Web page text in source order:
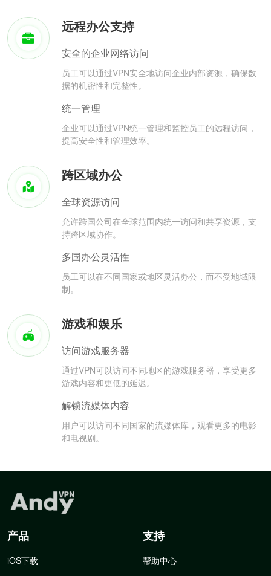
远程办公支持
安全的企业网络访问
员工可以通过VPN安全地访问企业内部资源，确保数
据的机密性和完整性。
统一管理
企业可以通过VPN统一管理和监控员工的远程访问，
提高安全性和管理效率。
跨区域办公
全球资源访问
允许跨国公司在全球范围内统一访问和共享资源，支
持跨区域协作。
多国办公灵活性
员工可以在不同国家或地区灵活办公，而不受地域限
制。
游戏和娱乐
访问游戏服务器
通过VPN可以访问不同地区的游戏服务器，享受更多
游戏内容和更低的延迟。
解锁流媒体内容
用户可以访问不同国家的流媒体库，观看更多的电影
和电视剧。
产品
iOS下载
支持
帮助中心